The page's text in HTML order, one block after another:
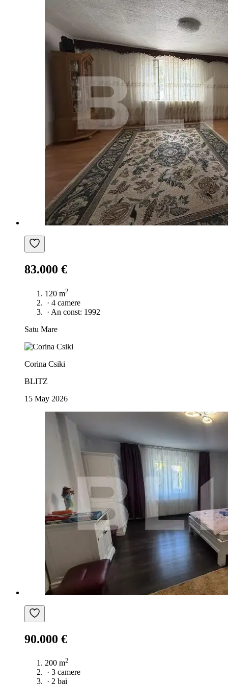
83.000 €
120 m2
· 4 camere
· An const: 1992
Satu Mare
Corina Csiki
BLITZ
15 May 2026
90.000 €
200 m2
· 3 camere
· 2 bai